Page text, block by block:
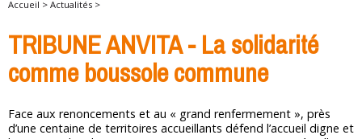
Accueil > Actualités >
TRIBUNE ANVITA - La solidarité
comme boussole commune
Face aux renoncements et au « grand renfermement », près
d’une centaine de territoires accueillants défend l’accueil digne et